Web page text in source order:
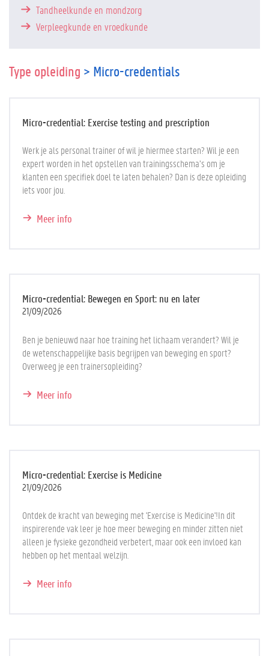
Tandheelkunde en mondzorg
Verpleegkunde en vroedkunde
Type opleiding > Micro-credentials
Micro-credential: Exercise testing and prescription
Werk je als personal trainer of wil je hiermee starten? Wil je een
expert worden in het opstellen van trainingsschema’s om je
klanten een specifiek doel te laten behalen? Dan is deze opleiding
iets voor jou.
Meer info
Micro-credential: Bewegen en Sport: nu en later
21/09/2026
Ben je benieuwd naar hoe training het lichaam verandert? Wil je
de wetenschappelijke basis begrijpen van beweging en sport?
Overweeg je een trainersopleiding?
Meer info
Micro-credential: Exercise is Medicine
21/09/2026
Ontdek de kracht van beweging met 'Exercise is Medicine'!In dit
inspirerende vak leer je hoe meer beweging en minder zitten niet
alleen je fysieke gezondheid verbetert, maar ook een invloed kan
hebben op het mentaal welzijn.
Meer info